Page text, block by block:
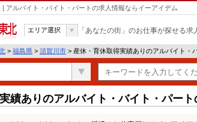
アルバイト・バイト・パートの求人情報ならイーアイデム
北
エリア選択 「あなたの街」のお仕事が探せる求
> 福島県 > 須賀川市 > 産休・育休取得実績ありのアルバイト・
績ありのアルバイト・バイト・パー